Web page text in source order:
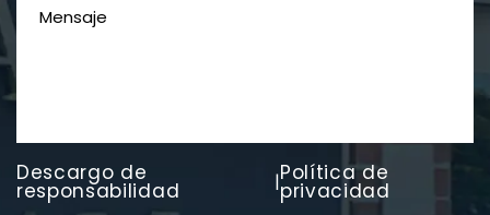
PVC Cloruro de polivinilo
Exposición
Descargo de
responsabilidad |Política de
privacidad